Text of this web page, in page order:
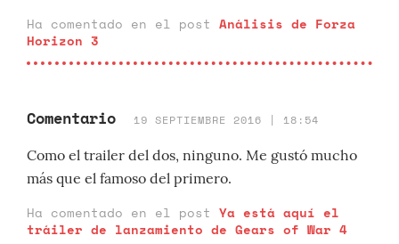
Ha comentado en el post Análisis de Forza
Horizon 3
Comentario 19 SEPTIEMBRE 2016 | 18:54
Como el trailer del dos, ninguno. Me gustó mucho
más que el famoso del primero.
Ha comentado en el post Ya está aquí el
tráiler de lanzamiento de Gears of War 4